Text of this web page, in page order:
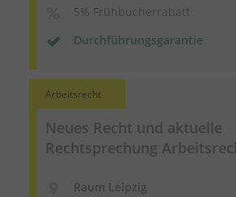
5% Frühbucherrabatt
Durchführungsgarantie
Arbeitsrecht
Neues Recht und aktuelle
Rechtsprechung
Raum Leipzig